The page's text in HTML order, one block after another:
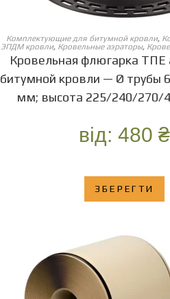
ОБЕРІТЬ ОПЦІЇ
Комплектующие для битумной кровли,
ЭПДМ кровли, Кровельные аэраторы,
Кровельная флюгарка ТПЕ
битумной кровли — Ø трубы
мм; высота 225/240/270/
від:480₴
ЗБЕРЕГТИ